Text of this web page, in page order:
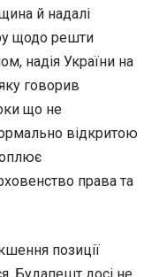
й надалі
щодо решти
надія України на
говорив
що не
відкритою
права та
позиції